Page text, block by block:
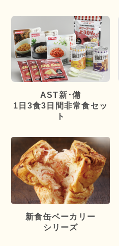
AST新･備
1日3食3日間非常食セッ
ト
新食缶ベーカリー
シリーズ